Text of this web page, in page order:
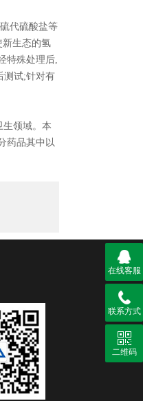
代硫酸盐等
新生态的氢
特殊处理后,
测试;针对有
领域。本
药品其中以
在线客服
联系方式
二维码